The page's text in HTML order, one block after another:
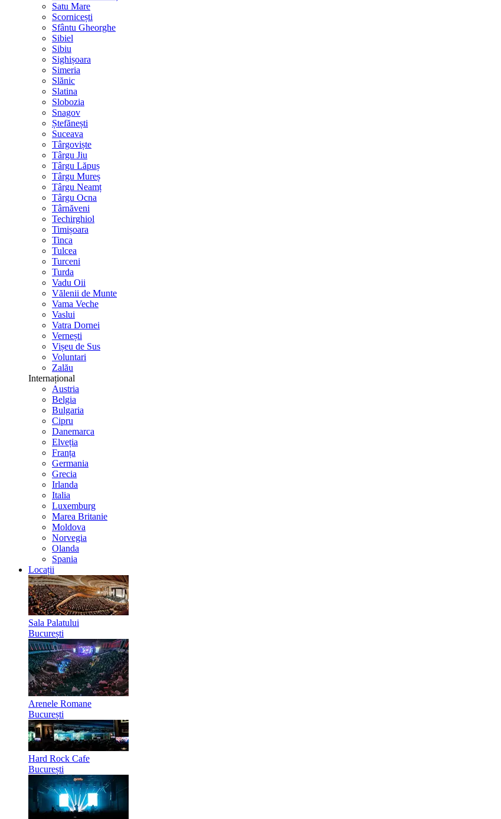
Satu Mare
Scornicești
Sfântu Gheorghe
Sibiel
Sibiu
Sighișoara
Simeria
Slănic
Slatina
Slobozia
Snagov
Ștefănești
Suceava
Târgoviște
Târgu Jiu
Târgu Lăpuș
Târgu Mureș
Târgu Neamț
Târgu Ocna
Târnăveni
Techirghiol
Timișoara
Tinca
Tulcea
Turceni
Turda
Vadu Oii
Vălenii de Munte
Vama Veche
Vaslui
Vatra Dornei
Vernești
Vișeu de Sus
Voluntari
Zalău
Internațional
Austria
Belgia
Bulgaria
Cipru
Danemarca
Elveția
Franța
Germania
Grecia
Irlanda
Italia
Luxemburg
Marea Britanie
Moldova
Norvegia
Olanda
Spania
Locații
Sala Palatului
București
Arenele Romane
București
Hard Rock Cafe
București